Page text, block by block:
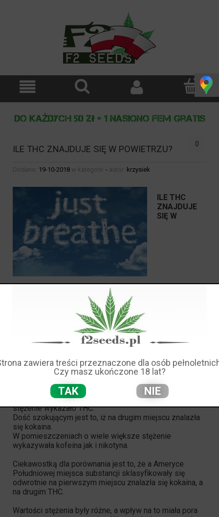
ILE THC ZNAJDUJE SIĘ W POWIETRZU? 0
Dodano: 19-10-2018 w kategorii: - autor: krzysiek
ILE THC
ZNAJDUJE
SIĘ W
Kilka lat temu we Włoszech przeprowadzono badania na
ilość nielegalnych substancji znajdujących się w
powietrzu którym oddychamy. Ponownie
przeprowadzono takowe badanie, jednak na większą
Europie?
potwierdziły wyniki, najwięcej ze wszystkich
niedozwolonych substancji w powietrzu największe
stężenie wykazało THC.
Dość szokującym jest to, iż na drugim miejscu znalazła
się kokaina.
W pomieszczeniach o wiele większe stężenie
wykazywała kofeina jak i nikotyna.
Ciekawostką dla porównania jest to, że a Ameryce
Południowej miejsca substancji sklasyfikowały się
odwrotnie na pierwszym miejscu znalazła się kokaina, a
na drugim THC.
Wartości stężenia były różne, a wpływ na to miała pora
zawiera treści przeznaczone dla osób
Czy masz ukończone 18 lat?
TAK NIE